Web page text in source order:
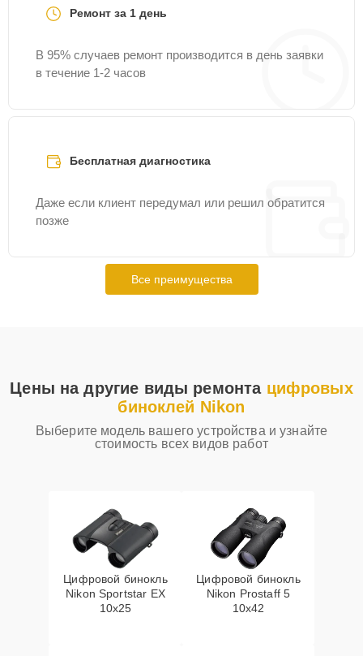
Ремонт за 1 день
В 95% случаев ремонт производится в день заявки
в течение 1-2 часов
Бесплатная диагностика
Даже если клиент передумал или решил обратится
позже
Все преимущества
Цены на другие виды ремонта цифровых
биноклей Nikon
Выберите модель вашего устройства и узнайте
стоимость всех видов работ
Цифровой бинокль
Nikon Sportstar EX
10x25
Цифровой бинокль
Nikon Prostaff 5
10x42